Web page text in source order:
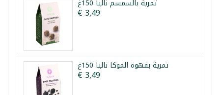
تمرية بالسمسم نالیا 150غ
€ 3,49
تمرية بقهوة الموكا نالیا 150غ
€ 3,49